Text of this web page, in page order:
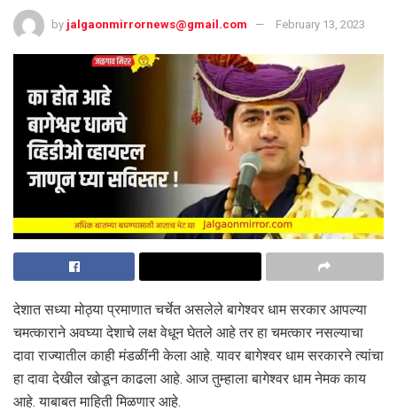
by jalgaonmirrornews@gmail.com February 13, 2023
देशात सध्या मोठ्या प्रमाणात चर्चेत असलेले बागेश्वर धाम सरकार आपल्या
चमत्काराने अवघ्या देशाचे लक्ष वेधून घेतले आहे तर हा चमत्कार नसल्याचा
दावा राज्यातील काही मंडळींनी केला आहे. यावर बागेश्वर धाम सरकारने त्यांचा
हा दावा देखील खोडून काढला आहे. आज तुम्हाला बागेश्वर धाम नेमक काय
आहे. याबाबत माहिती मिळणार आहे.